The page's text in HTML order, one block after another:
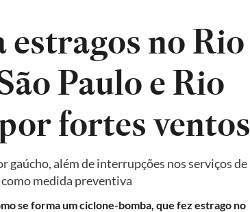
estragos no Rio
Paulo e Rio
fortes ventos
além de interrupções nos serviços de
como medida preventiva
se forma um ciclone-bomba, que fez estrago no